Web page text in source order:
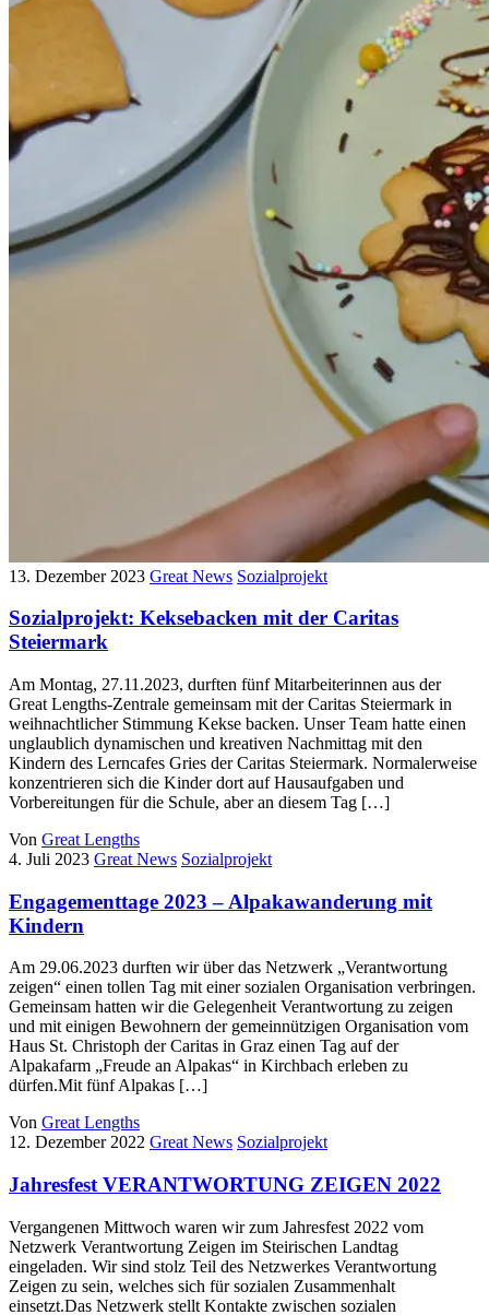
13. Dezember 2023 Great News Sozialprojekt
Sozialprojekt: Keksebacken mit der Caritas
Steiermark
Am Montag, 27.11.2023, durften fünf Mitarbeiterinnen aus der
Great Lengths-Zentrale gemeinsam mit der Caritas Steiermark in
weihnachtlicher Stimmung Kekse backen. Unser Team hatte einen
unglaublich dynamischen und kreativen Nachmittag mit den
Kindern des Lerncafes Gries der Caritas Steiermark. Normalerweise
konzentrieren sich die Kinder dort auf Hausaufgaben und
Vorbereitungen für die Schule, aber an diesem Tag […]
Von Great Lengths
4. Juli 2023 Great News Sozialprojekt
Engagementtage 2023 – Alpakawanderung mit
Kindern
Am 29.06.2023 durften wir über das Netzwerk „Verantwortung
zeigen“ einen tollen Tag mit einer sozialen Organisation verbringen.
Gemeinsam hatten wir die Gelegenheit Verantwortung zu zeigen
und mit einigen Bewohnern der gemeinnützigen Organisation vom
Haus St. Christoph der Caritas in Graz einen Tag auf der
Alpakafarm „Freude an Alpakas“ in Kirchbach erleben zu
dürfen.Mit fünf Alpakas […]
Von Great Lengths
12. Dezember 2022 Great News Sozialprojekt
Jahresfest VERANTWORTUNG ZEIGEN 2022
Vergangenen Mittwoch waren wir zum Jahresfest 2022 vom
Netzwerk Verantwortung Zeigen im Steirischen Landtag
eingeladen. Wir sind stolz Teil des Netzwerkes Verantwortung
Zeigen zu sein, welches sich für sozialen Zusammenhalt
einsetzt.Das Netzwerk stellt Kontakte zwischen sozialen